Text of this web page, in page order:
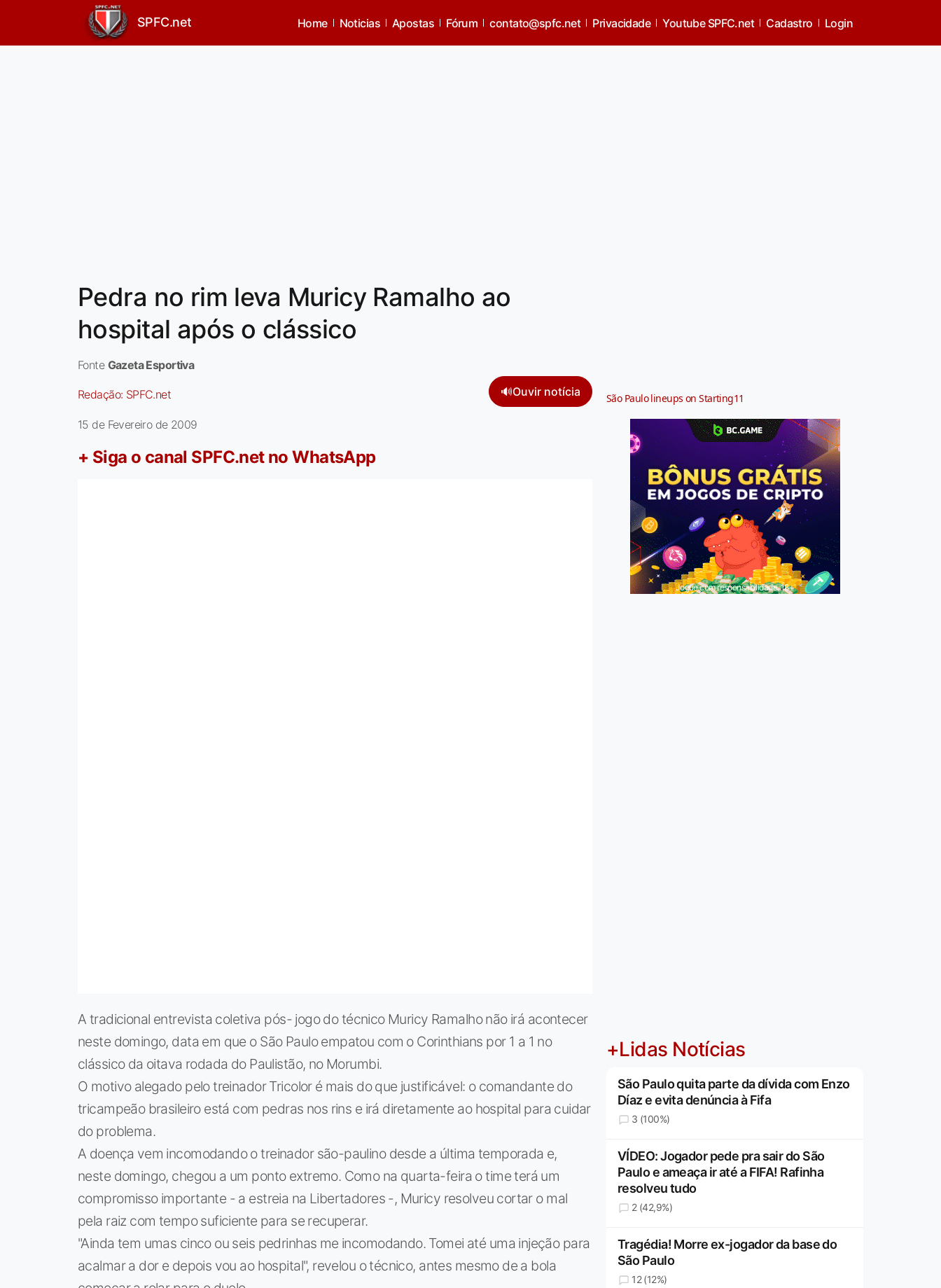
SPFC.net Home Noticias Apostas Fórum contato@spfc.net Privacidade Youtube SPFC.net Cadastro Login
Pedra no rim leva Muricy Ramalho ao
hospital após o clássico
Fonte Gazeta Esportiva
Redação: SPFC.net 🔊Ouvir notícia
15 de Fevereiro de 2009
+ Siga o canal SPFC.net no WhatsApp
A tradicional entrevista coletiva pós- jogo do técnico Muricy Ramalho não irá acontecer
neste domingo, data em que o São Paulo empatou com o Corinthians por 1 a 1 no
clássico da oitava rodada do Paulistão, no Morumbi.
O motivo alegado pelo treinador Tricolor é mais do que justificável: o comandante do
tricampeão brasileiro está com pedras nos rins e irá diretamente ao hospital para cuidar
do problema.
A doença vem incomodando o treinador são-paulino desde a última temporada e,
neste domingo, chegou a um ponto extremo. Como na quarta-feira o time terá um
compromisso importante - a estreia na Libertadores -, Muricy resolveu cortar o mal
pela raiz com tempo suficiente para se recuperar.
"Ainda tem umas cinco ou seis pedrinhas me incomodando. Tomei até uma injeção para
acalmar a dor e depois vou ao hospital", revelou o técnico, antes mesmo de a bola
São Paulo lineups on Starting11
Jogue com responsabilidade. 18+
+Lidas Notícias
São Paulo quita parte da dívida com Enzo
Díaz e evita denúncia à Fifa
3 (100%)
VÍDEO: Jogador pede pra sair do São
Paulo e ameaça ir até a FIFA! Rafinha
resolveu tudo
2 (42,9%)
Tragédia! Morre ex-jogador da base do
São Paulo
12 (12%)